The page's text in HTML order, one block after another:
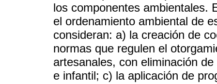
los componentes ambientales.
el ordenamiento ambiental de
consideran: a) la creación de
normas que regulen el
artesanales, con eliminación
e infantil; c) la aplicación de